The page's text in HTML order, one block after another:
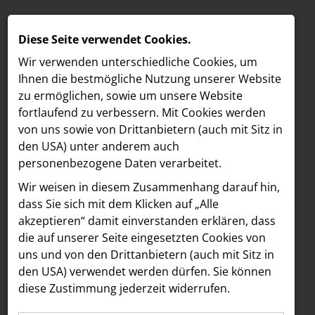
MELDUNGEN
LOEBELL NORDBERG
INNER
aehre
Astoria Artshow
B/S/H Hausgeräte
Meldungen /
Text Bilder
13.04.2023
Design-Spa
ATMOSPHERE by
Diese Seite verwendet Cookies.
Wir verwenden unterschiedliche Cookies, um
Ihnen die best­mögliche Nutzung unserer Website
zu ermöglichen, sowie um unsere Website
fortlaufend zu verbessern. Mit Cookies werden
von uns sowie von Drittanbietern (auch mit Sitz in
den USA) unter anderem auch
personenbezogene Daten verarbeitet.
Wir weisen in diesem Zusammenhang darauf hin,
dass Sie sich mit dem Klicken auf „Alle
akzeptieren“ damit ein­ver­standen erklären, dass
die auf unserer Seite eingesetzten Cookies von
uns und von den Drittanbietern (auch mit Sitz in
den USA) verwendet werden dürfen. Sie können
diese Zustimmung jederzeit widerrufen.